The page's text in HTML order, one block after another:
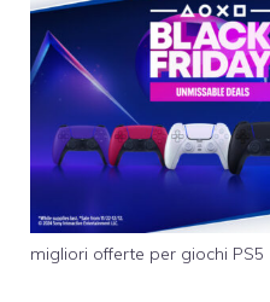
migliori offerte per giochi PS5